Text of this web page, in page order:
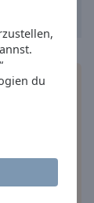
du
Ihrem
hören